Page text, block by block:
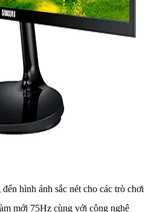
hình ảnh sắc nét cho các trò chơi
mới 75Hz cùng với công nghệ